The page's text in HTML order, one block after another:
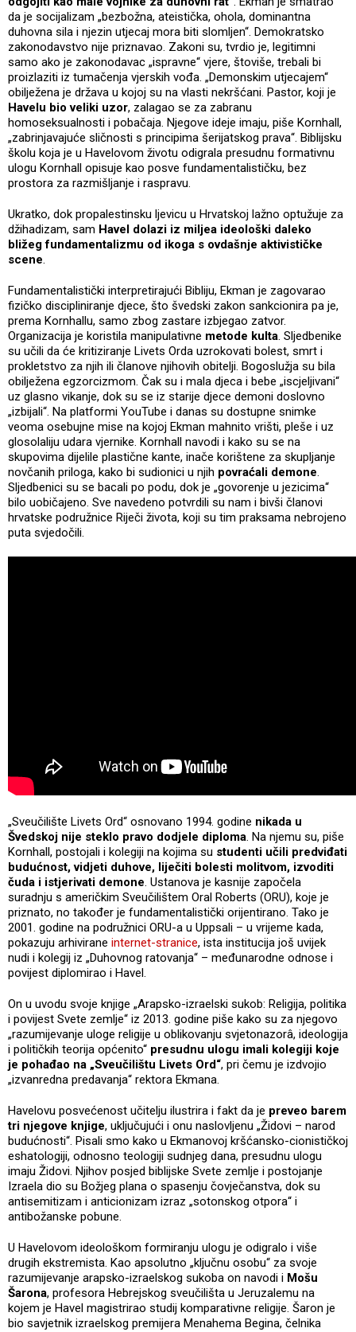
da je socijalizam „bezbožna, ateistička, ohola, dominantna
duhovna sila i njezin utjecaj mora biti slomljen“. Demokratsko
zakonodavstvo nije priznavao. Zakoni su, tvrdio je, legitimni
samo ako je zakonodavac „ispravne“ vjere, štoviše, trebali bi
proizlaziti iz tumačenja vjerskih vođa. „Demonskim utjecajem“
obilježena je država u kojoj su na vlasti nekršćani. Pastor, koji je
Havelu bio veliki uzor, zalagao se za zabranu
homoseksualnosti i pobačaja. Njegove ideje imaju, piše Kornhall,
„zabrinjavajuće sličnosti s principima šerijatskog prava“. Biblijsku
školu koja je u Havelovom životu odigrala presudnu formativnu
ulogu Kornhall opisuje kao posve fundamentalističku, bez
prostora za razmišljanje i raspravu.
Ukratko, dok propalestinsku ljevicu u Hrvatskoj lažno optužuje za
džihadizam, sam Havel dolazi iz miljea ideološki daleko
bližeg fundamentalizmu od ikoga s ovdašnje aktivističke
scene.
Fundamentalistički interpretirajući Bibliju, Ekman je zagovarao
fizičko discipliniranje djece, što švedski zakon sankcionira pa je,
prema Kornhallu, samo zbog zastare izbjegao zatvor.
Organizacija je koristila manipulativne metode kulta. Sljedbenike
su učili da će kritiziranje Livets Orda uzrokovati bolest, smrt i
prokletstvo za njih ili članove njihovih obitelji. Bogoslužja su bila
obilježena egzorcizmom. Čak su i mala djeca i bebe „iscjeljivani“
uz glasno vikanje, dok su se iz starije djece demoni doslovno
„izbijali“. Na platformi YouTube i danas su dostupne snimke
veoma osebujne mise na kojoj Ekman mahnito vrišti, pleše i uz
glosolaliju udara vjernike. Kornhall navodi i kako su se na
skupovima dijelile plastične kante, inače korištene za skupljanje
novčanih priloga, kako bi sudionici u njih povraćali demone.
Sljedbenici su se bacali po podu, dok je „govorenje u jezicima“
bilo uobičajeno. Sve navedeno potvrdili su nam i bivši članovi
hrvatske podružnice Riječi života, koji su tim praksama nebrojeno
puta svjedočili.
„Sveučilište Livets Ord“ osnovano 1994. godine nikada u
Švedskoj nije steklo pravo dodjele diploma. Na njemu su, piše
Kornhall, postojali i kolegiji na kojima su studenti učili predviđati
budućnost, vidjeti duhove, liječiti bolesti molitvom, izvoditi
čuda i istjerivati demone. Ustanova je kasnije započela
suradnju s američkim Sveučilištem Oral Roberts (ORU), koje je
priznato, no također je fundamentalistički orijentirano. Tako je
2001. godine na podružnici ORU-a u Uppsali – u vrijeme kada,
pokazuju arhivirane internet-stranice, ista institucija još uvijek
nudi i kolegij iz „Duhovnog ratovanja“ – međunarodne odnose i
povijest diplomirao i Havel.
On u uvodu svoje knjige „Arapsko-izraelski sukob: Religija, politika
i povijest Svete zemlje“ iz 2013. godine piše kako su za njegovo
„razumijevanje uloge religije u oblikovanju svjetonazorâ, ideologija
i političkih teorija općenito“ presudnu ulogu imali kolegiji koje
je pohađao na „Sveučilištu Livets Ord“, pri čemu je izdvojio
„izvanredna predavanja“ rektora Ekmana.
Havelovu posvećenost učitelju ilustrira i fakt da je preveo barem
tri njegove knjige, uključujući i onu naslovljenu „Židovi – narod
budućnosti“. Pisali smo kako u Ekmanovoj kršćansko-cionističkoj
eshatologiji, odnosno teologiji sudnjeg dana, presudnu ulogu
imaju Židovi. Njihov posjed biblijske Svete zemlje i postojanje
Izraela dio su Božjeg plana o spasenju čovječanstva, dok su
antisemitizam i anticionizam izraz „sotonskog otpora“ i
antibožanske pobune.
U Havelovom ideološkom formiranju ulogu je odigralo i više
drugih ekstremista. Kao apsolutno „ključnu osobu“ za svoje
razumijevanje arapsko-izraelskog sukoba on navodi i Mošu
Šarona, profesora Hebrejskog sveučilišta u Jeruzalemu na
kojem je Havel magistrirao studij komparativne religije. Šaron je
bio savjetnik izraelskog premijera Menahema Begina, čelnika